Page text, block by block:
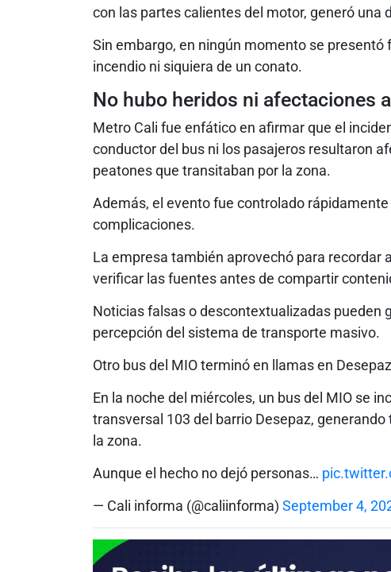
con las partes calientes del motor, generó una
Sin embargo, en ningún momento se presentó
incendio ni siquiera de un conato.
No hubo heridos ni afectaciones
Metro Cali fue enfático en afirmar que el
conductor del bus ni los pasajeros resultaron
peatones que transitaban por la zona.
Además, el evento fue controlado
complicaciones.
La empresa también aprovechó para recordar
verificar las fuentes antes de compartir
Noticias falsas o descontextualizadas pueden
percepción del sistema de transporte masivo.
Otro bus del MIO terminó en llamas en Desepaz
En la noche del miércoles, un bus del MIO se
transversal 103 del barrio Desepaz,
la zona.
Aunque el hecho no dejó personas…
— Cali informa (@caliinforma) September 4,